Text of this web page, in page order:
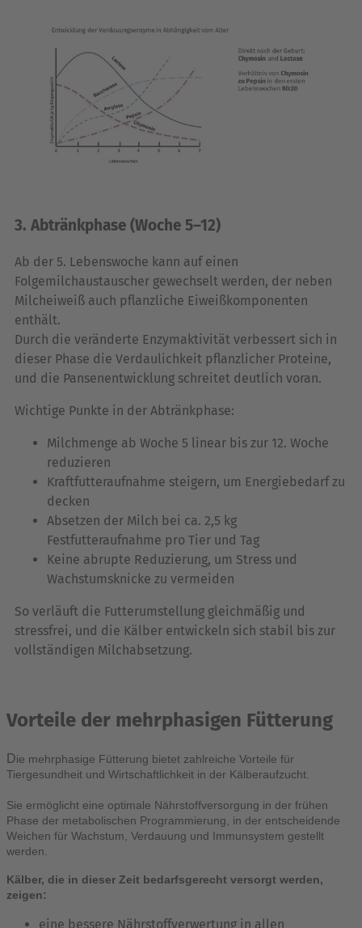
3. Abtränkphase (Woche 5–12)
Ab der 5. Lebenswoche kann auf einen
Folgemilchaustauscher gewechselt werden, der neben
Milcheiweiß auch pflanzliche Eiweißkomponenten
enthält.
Durch die veränderte Enzymaktivität verbessert sich in
dieser Phase die Verdaulichkeit pflanzlicher Proteine,
und die Pansenentwicklung schreitet deutlich voran.
Wichtige Punkte in der Abtränkphase:
Milchmenge ab Woche 5 linear bis zur 12. Woche
reduzieren
Kraftfutteraufnahme steigern, um Energiebedarf zu
decken
Absetzen der Milch bei ca. 2,5 kg
Festfutteraufnahme pro Tier und Tag
Keine abrupte Reduzierung, um Stress und
Wachstumsknicke zu vermeiden
So verläuft die Futterumstellung gleichmäßig und
stressfrei, und die Kälber entwickeln sich stabil bis zur
vollständigen Milchabsetzung.
Vorteile der mehrphasigen Fütterung
Die mehrphasige Fütterung bietet zahlreiche Vorteile für
Tiergesundheit und Wirtschaftlichkeit in der Kälberaufzucht.
Sie ermöglicht eine optimale Nährstoffversorgung in der frühen
Phase der metabolischen Programmierung, in der entscheidende
Weichen für Wachstum, Verdauung und Immunsystem gestellt
werden.
Kälber, die in dieser Zeit bedarfsgerecht versorgt werden,
zeigen:
eine bessere Nährstoffverwertung in allen